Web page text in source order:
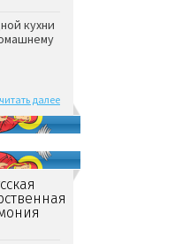
кухни
читать далее